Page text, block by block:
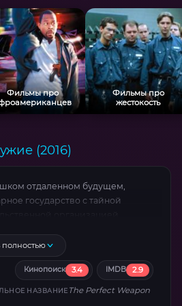
Фильмы про
Фильмы про
жестокость
(2016)
отдаленном будущем,
государство с тайной
жизни. Все «враги
находятся под особым
и большинство из них казнят
тайной организации и
убийцы. Лучший
полностью
Кинопоиск 3.4 IMDB 2.9
НАЗВАНИЕ The Perfect Weapon